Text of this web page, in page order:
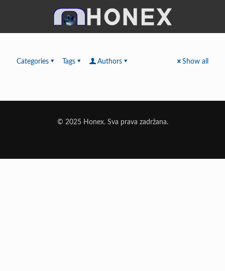
Categories Tags Authors Show all
© 2025 Honex. Sva prava zadržana.